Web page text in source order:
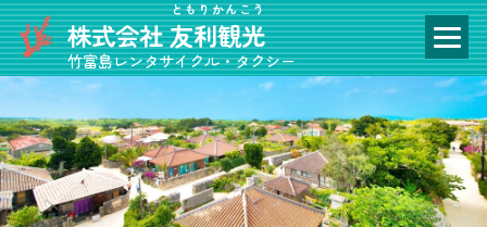
株式会社友利観光
ともりかんこう
竹富島レンタサイクル・タクシー